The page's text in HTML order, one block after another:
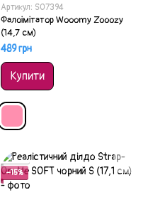
Артикул: SO7394
Фалоімітатор Wooomy Zooozy
(14,7 см)
489 грн
Купити
Акція
−15%